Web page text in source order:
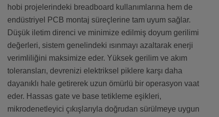
hobi projelerindeki breadboard kullanımlarına hem de
endüstriyel PCB montaj süreçlerine tam uyum sağlar.
Düşük iletim direnci ve minimize edilmiş doyum gerilimi
değerleri, sistem genelindeki ısınmayı azaltarak enerji
verimliliğini maksimize eder. Yüksek gerilim ve akım
toleransları, devrenizi elektriksel piklere karşı daha
dayanıklı hale getirerek uzun ömürlü bir operasyon vaat
eder. Hassas gate ve base tetikleme eşikleri,
mikrodenetleyici çıkışlarıyla doğrudan sürülmeye uygun